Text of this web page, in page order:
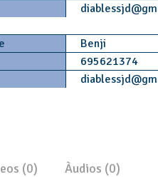
diablessjd@
Benji
695621374
diablessjd@
(0) Àudios (0)